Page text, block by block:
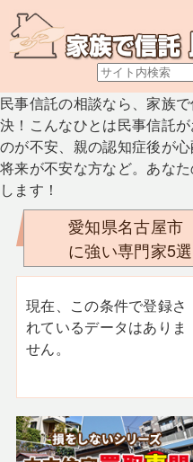
民事信託の相談なら、家族
決！こんなひとは民事信託
のが不安、親の認知症後が
将来が不安な方など。あな
します！
愛知県名古屋市
に強い専門家5選
現在、この条件で登録さ
れているデータはありま
せん。